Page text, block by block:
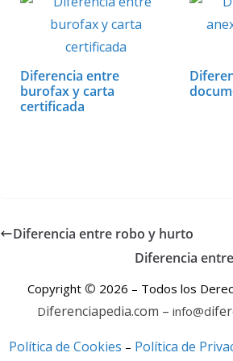
Diferencia entre
burofax y carta
certificada
Diferencia entre robo y hurto
Diferencia
Copyright © 2026 – Todos los
Diferenciapedia.com – info@d
Política de Cookies – Política de